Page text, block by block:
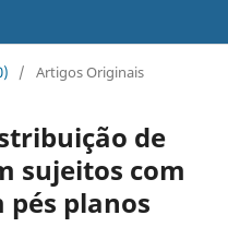
/ Artigos Originais
de
sujeitos com
pés planos